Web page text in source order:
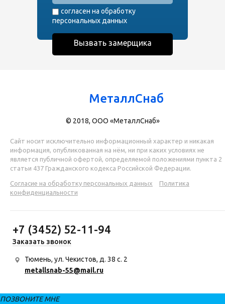
согласен на обработку
персональных данных
МеталлСнаб
© 2018, ООО «МеталлСнаб»
Сайт носит исключительно информационный характер и никакая
информация, опубликованная на нём, ни при каких условиях не
является публичной офертой, определяемой положениями пункта 2
статьи 437 Гражданского кодекса Российской Федерации.
Согласие на обработку персональных данных
Политика
конфиденциальности
+7 (3452) 52-11-94
Заказать звонок
Тюмень, ул. Чекистов, д. 38 с. 2
metallsnab-55@mail.ru
ПОЗВОНИТЕ МНЕ